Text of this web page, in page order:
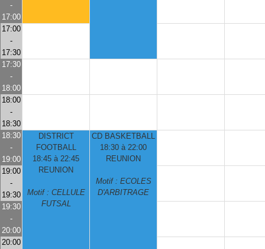
-
17:00
17:00
-
17:30
17:30
-
18:00
18:00
-
18:30
18:30
-
19:00
DISTRICT
FOOTBALL
18:45 à 22:45
REUNION
Motif : CELLULE
FUTSAL
CD BASKETBALL
18:30 à 22:00
REUNION
Motif : ECOLES
D'ARBITRAGE
19:00
-
19:30
19:30
-
20:00
20:00